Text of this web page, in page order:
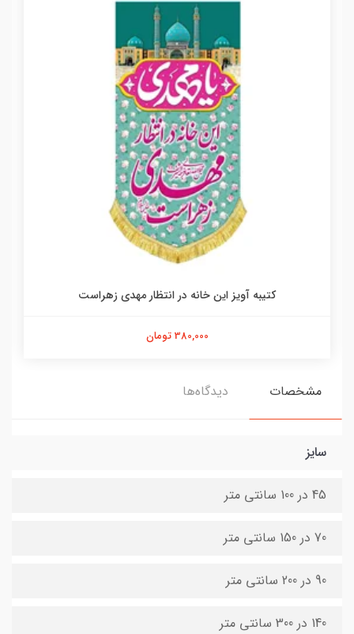
کتیبه آویز این خانه در انتظار مهدی زهراست
380,000 تومان
مشخصات دیدگاه‌ها
سایز
45 در 100 سانتی متر
70 در 150 سانتی متر
90 در 200 سانتی متر
140 در 300 سانتی متر